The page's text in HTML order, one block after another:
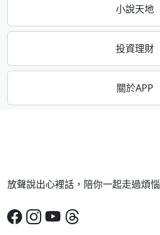
小說天地
投資理財
關於APP
放聲說出心裡話，陪你一起走過煩惱